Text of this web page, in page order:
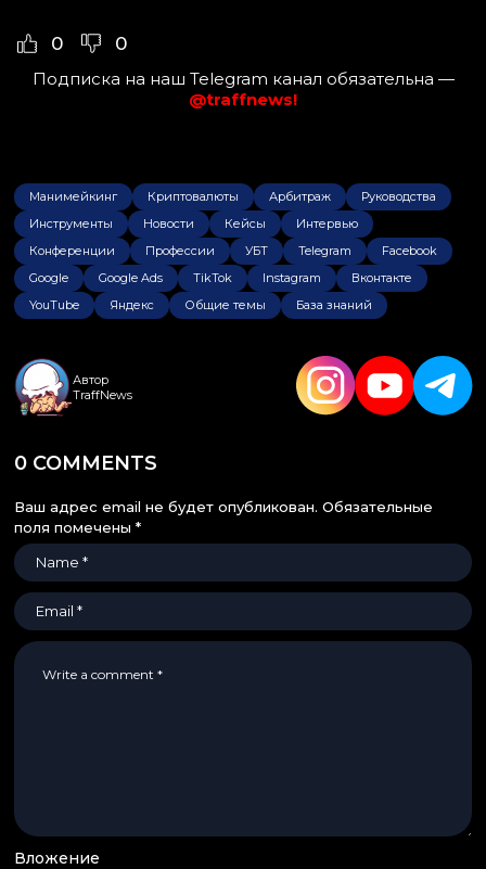
0 0
Подписка на наш Telegram канал обязательна —
@traffnews!
Манимейкинг Криптовалюты Арбитраж
Руководства
Инструменты
Новости Кейсы
Интервью
Конференции
Профессии УБТ Telegram
Facebook
Google
Google Ads TikTok Instagram
Вконтакте
YouTube
Яндекс Общие темы База знаний
Автор
TraffNews
0 COMMENTS
Ваш адрес email не будет опубликован. Обязательные
поля помечены *
Вложение